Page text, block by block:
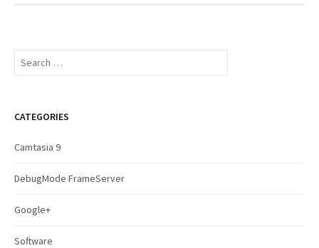
S
c
f
CATEGORIES
Camtasia 9
DebugMode FrameServer
Google+
Software